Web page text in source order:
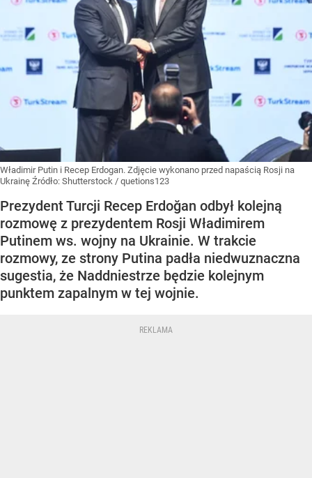
Władimir Putin i Recep Erdogan. Zdjęcie wykonano przed napaścią Rosji na
Ukrainę Źródło: Shutterstock / quetions123
Prezydent Turcji Recep Erdoğan odbył kolejną
rozmowę z prezydentem Rosji Władimirem
Putinem ws. wojny na Ukrainie. W trakcie
rozmowy, ze strony Putina padła niedwuznaczna
sugestia, że Naddniestrze będzie kolejnym
punktem zapalnym w tej wojnie.